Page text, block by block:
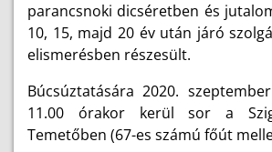
parancsnoki dicséretben és
10, 15, majd 20 év után járó
elismerésben részesült.
Búcsúztatására 2020.
11.00 órakor kerül sor a
Temetőben (67-es számú főút